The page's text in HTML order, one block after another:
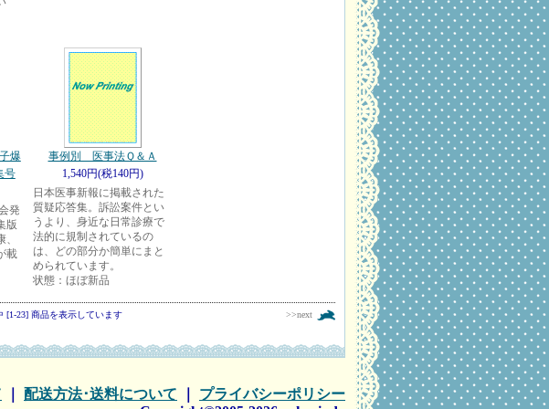
爆
号
発
版
載
事例別 医事法Ｑ＆Ａ
1,540円(税140円)
日本医事新報に掲載された
質疑応答集。訴訟案件とい
うより、身近な日常診療で
法的に規制されているの
は、どの部分か簡単にまと
められています。
状態：ほぼ新品
[1-23] 商品を表示しています >>next
配送方法･送料について
プライバシーポリシー